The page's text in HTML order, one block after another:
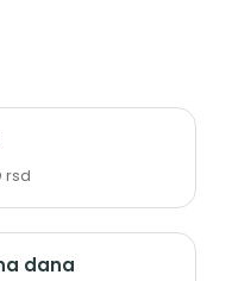
rsd
dana